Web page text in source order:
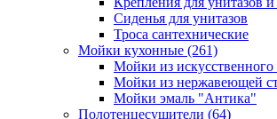
Сиденья для унитазов
Троса сантехнические
Мойки кухонные (261)
Мойки из искусственного
Мойки из нержавеющей
Мойки эмаль "Антика"
Полотенцесушители (64)